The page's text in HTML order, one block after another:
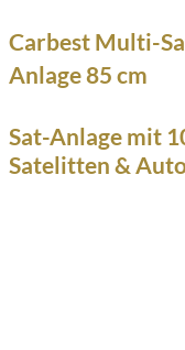
Carbest Multi-
Anlage 85 cm
Sat-Anlage mit
Satelitten &